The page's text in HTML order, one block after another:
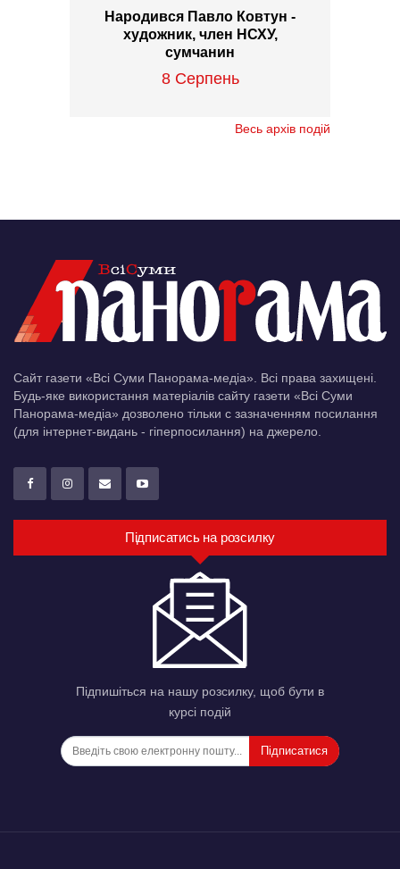
Народився Павло Ковтун -
художник, член НСХУ,
сумчанин
8 Серпень
Весь архів подій
Сайт газети «Всі Суми Панорама-медіа». Всі права захищені.
Будь-яке використання матеріалів сайту газети «Всі Суми
Панорама-медіа» дозволено тільки c зазначенням посилання
(для інтернет-видань - гіперпосилання) на джерело.
Підписатись на розсилку
Підпишіться на нашу розсилку, щоб бути в
курсі подій
Підписатися